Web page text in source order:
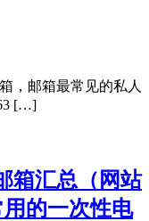
，邮箱最常见的私人
[…]
箱汇总（网站
的一次性电